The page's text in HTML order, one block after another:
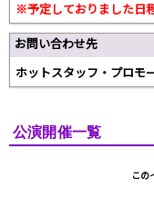
※予定しておりました日
お問い合わせ先
ホットスタッフ・プロモ
公演開催一覧
この